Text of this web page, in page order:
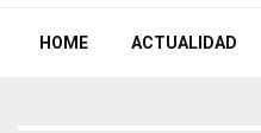
HOME ACTUALIDAD